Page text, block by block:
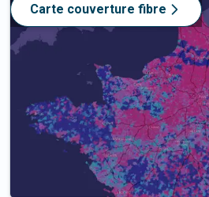
Carte couverture fibre